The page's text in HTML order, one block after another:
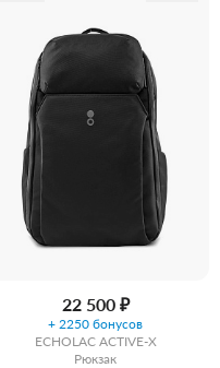
22 500 ₽
+ 2250 бонусов
ECHOLAC ACTIVE-X
Рюкзак